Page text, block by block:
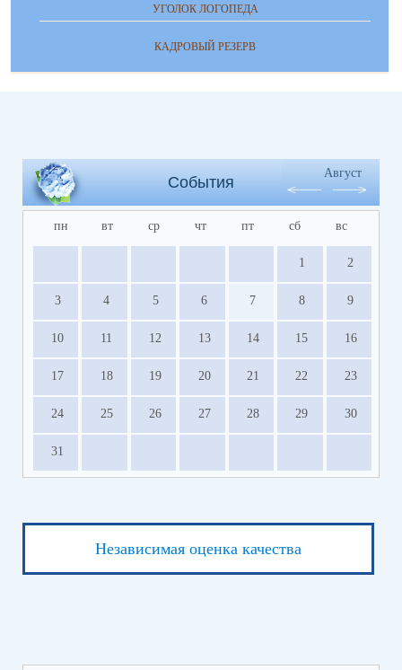
УГОЛОК ЛОГОПЕДА
КАДРОВЫЙ РЕЗЕРВ
События
Август
пн вт ср чт пт сб вс
1 2
3 4 5 6 7 8 9
10 11 12 13 14 15 16
17 18 19 20 21 22 23
24 25 26 27 28 29 30
31
Независимая оценка качества